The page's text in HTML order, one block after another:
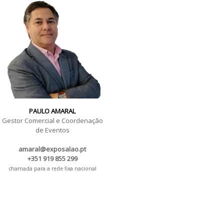
PAULO AMARAL
Gestor Comercial e Coordenação
de Eventos
amaral@exposalao.pt
+351 919 855 299
chamada para a rede fixa nacional